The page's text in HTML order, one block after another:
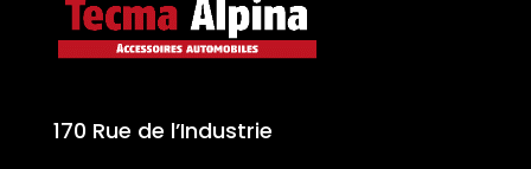
170 Rue de l’Industrie